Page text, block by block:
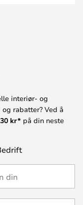
interiør- og
rabatter? Ved å
kr* på din neste